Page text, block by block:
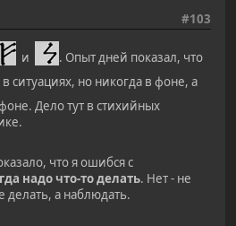
#103
и
. Опыт дней показал, что
ситуациях, но никогда в фоне, а
Дело тут в стихийных
что я ошибся с
надо что-то делать. Нет - не
делать, а наблюдать.